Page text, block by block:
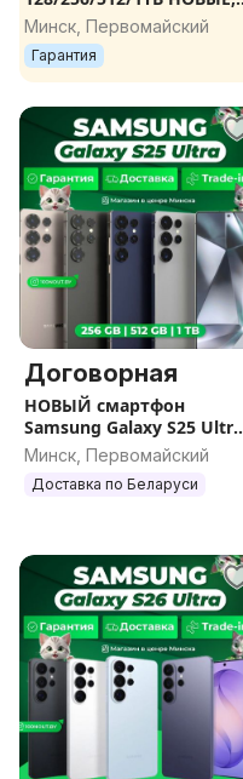
ОРИГИНАЛ, ВСЕ ЦВЕТА И
ОБЪЕМЫ ПАМЯТИ В
НАЛИЧИИ, only ESIM
Минск, Первомайский
Гарантия
Договорная
НОВЫЙ смартфон
Samsung Galaxy S25 Ultra
(запечатан) Sim+E-sim /
Гарантия / Все цвета /
Память
Минск, Первомайский
Доставка по Беларуси